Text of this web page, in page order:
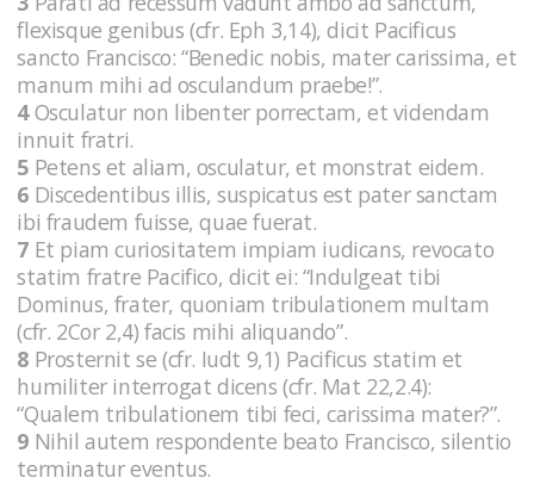
flexisque genibus (cfr. Eph 3,14), dicit Pacificus
sancto Francisco: “Benedic nobis, mater carissima, et
manum mihi ad osculandum praebe!”.
4Osculatur non libenter porrectam, et videndam
innuit fratri.
5 Petens et aliam, osculatur, et monstrat eidem.
6 Discedentibus illis, suspicatus est pater sanctam
ibi fraudem fuisse, quae fuerat.
7 Et piam curiositatem impiam iudicans, revocato
statim fratre Pacifico, dicit ei: “Indulgeat tibi
Dominus, frater, quoniam tribulationem multam
(cfr. 2Cor 2,4) facis mihi aliquando”.
8 Prosternit se (cfr. Iudt 9,1) Pacificus statim et
humiliter interrogat dicens (cfr. Mat 22,2.4):
“Qualem tribulationem tibi feci, carissima mater?”.
9 Nihil autem respondente beato Francisco, silentio
terminatur eventus.